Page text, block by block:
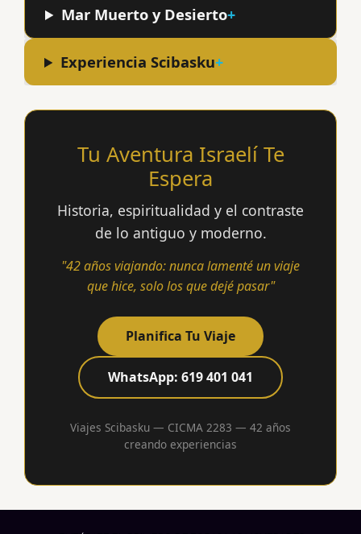
Mar Muerto y Desierto
Experiencia Scibasku
Tu Aventura Israelí Te
Espera
Historia, espiritualidad y el contraste
de lo antiguo y moderno.
"42 años viajando: nunca lamenté un viaje
que hice, solo los que dejé pasar"
Planifica Tu Viaje
WhatsApp: 619 401 041
Viajes Scibasku — CICMA 2283 — 42 años
creando experiencias